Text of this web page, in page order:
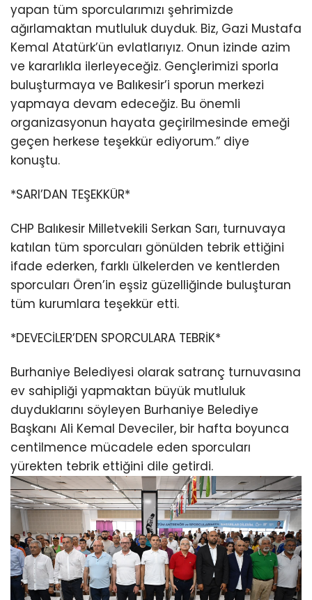
yapan tüm sporcularımızı şehrimizde
ağırlamaktan mutluluk duyduk. Biz, Gazi Mustafa
Kemal Atatürk’ün evlatlarıyız. Onun izinde azim
ve kararlıkla ilerleyeceğiz. Gençlerimizi sporla
buluşturmaya ve Balıkesir’i sporun merkezi
yapmaya devam edeceğiz. Bu önemli
organizasyonun hayata geçirilmesinde emeği
geçen herkese teşekkür ediyorum.” diye
konuştu.
*SARI’DAN TEŞEKKÜR*
CHP Balıkesir Milletvekili Serkan Sarı, turnuvaya
katılan tüm sporcuları gönülden tebrik ettiğini
ifade ederken, farklı ülkelerden ve kentlerden
sporcuları Ören’in eşsiz güzelliğinde buluşturan
tüm kurumlara teşekkür etti.
*DEVECİLER’DEN SPORCULARA TEBRİK*
Burhaniye Belediyesi olarak satranç turnuvasına
ev sahipliği yapmaktan büyük mutluluk
duyduklarını söyleyen Burhaniye Belediye
Başkanı Ali Kemal Deveciler, bir hafta boyunca
centilmence mücadele eden sporcuları
yürekten tebrik ettiğini dile getirdi.